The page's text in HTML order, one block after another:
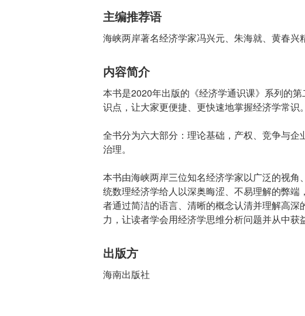
主编推荐语
海峡两岸著名经济学家冯兴元、朱海就、黄春兴
内容简介
本书是2020年出版的《经济学通识课》系列的
识点，让大家更便捷、更快速地掌握经济学常识。
全书分为六大部分：理论基础，产权、竞争与
治理。
本书由海峡两岸三位知名经济学家以广泛的视
统数理经济学给人以深奥晦涩、不易理解的弊
者通过简洁的语言、清晰的概念认清并理解高
力，让读者学会用经济学思维分析问题并从中获
出版方
海南出版社